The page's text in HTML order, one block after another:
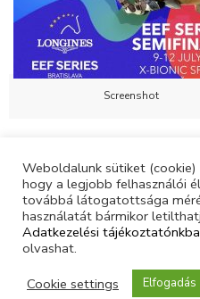
Screenshot
Weboldalunk sütiket
hogy a legjobb felhasználói
továbbá látogatottsága
használatát bármikor
Adatkezelési
olvashat.
Cookie settings
Elfogadás